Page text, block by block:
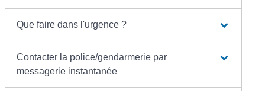
Que faire dans l'urgence ?
Contacter la police/gendarmerie par
messagerie instantanée